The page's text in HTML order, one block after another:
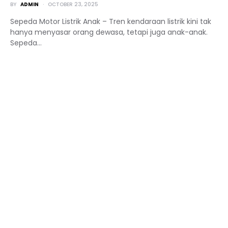
BY ADMIN OCTOBER 23, 2025
Sepeda Motor Listrik Anak – Tren kendaraan listrik kini tak
hanya menyasar orang dewasa, tetapi juga anak-anak.
Sepeda…